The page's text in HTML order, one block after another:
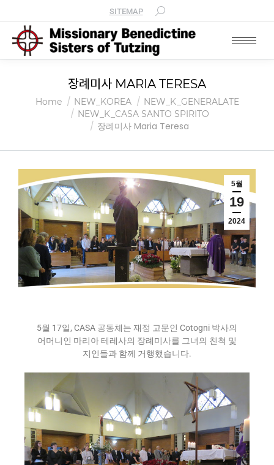
SITEMAP
장례미사 MARIA TERESA
You are here:
Home NEW_KOREA
NEW_K_GENERALATE
NEW_K_CASA SANTO SPIRITO
장례미사 Maria Teresa
5월
19
2024
5월 17일, CASA 공동체는 재정 고문인 Cotogni 박사의
어머니인 마리아 테레사의 장례미사를 그녀의 친척 및
지인들과 함께 거행했습니다.